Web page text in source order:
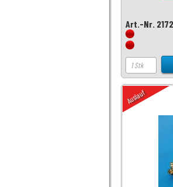
Art.-Nr.
Auslauf